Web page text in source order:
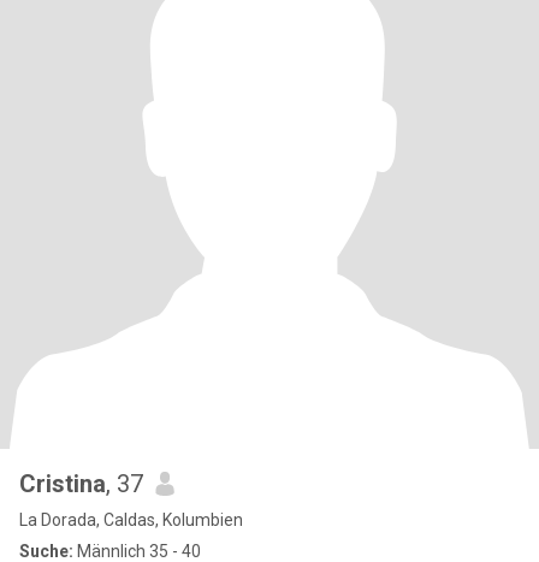
Cristina, 37
La Dorada, Caldas, Kolumbien
Suche: Männlich 35 - 40